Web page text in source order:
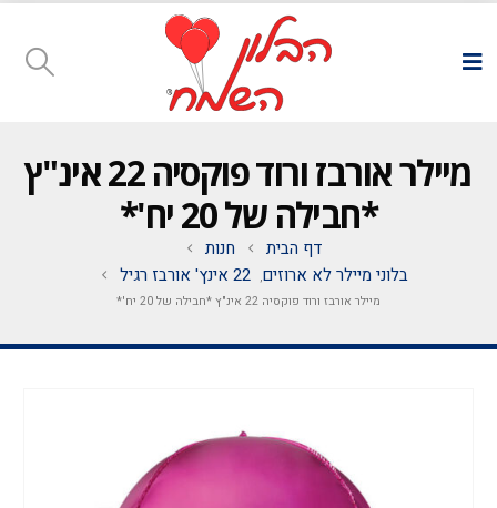
מיילר אורבז ורוד פוקסיה 22 אינ"ץ
*חבילה של 20 יח'*
דף הבית
חנות
בלוני מיילר לא ארוזים, 22 אינץ' אורבז רגיל
מיילר אורבז ורוד פוקסיה 22 אינ"ץ *חבילה של 20 יח'*